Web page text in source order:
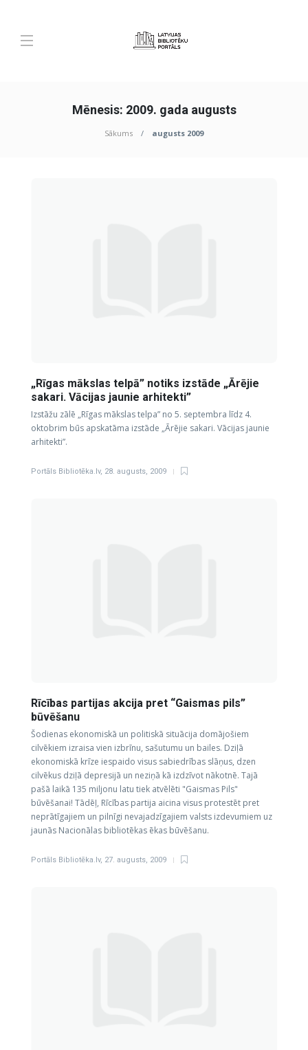
Mēnesis: 2009. gada augusts
Sākums augusts 2009
„Rīgas mākslas telpā” notiks izstāde „Ārējie
sakari. Vācijas jaunie arhitekti”
Izstāžu zālē „Rīgas mākslas telpa” no 5. septembra līdz 4.
oktobrim būs apskatāma izstāde „Ārējie sakari. Vācijas jaunie
arhitekti”.
Portāls Bibliotēka.lv, 28. augusts, 2009
Rīcības partijas akcija pret “Gaismas pils”
būvēšanu
Šodienas ekonomiskā un politiskā situācija domājošiem
cilvēkiem izraisa vien izbrīnu, sašutumu un bailes. Dziļā
ekonomiskā krīze iespaido visus sabiedrības slāņus, dzen
cilvēkus dziļā depresijā un neziņā kā izdzīvot nākotnē. Tajā
pašā laikā 135 miljonu latu tiek atvēlēti "Gaismas Pils"
būvēšanai! Tādēļ, Rīcības partija aicina visus protestēt pret
neprātīgajiem un pilnīgi nevajadzīgajiem valsts izdevumiem uz
jaunās Nacionālas bibliotēkas ēkas būvēšanu.
Portāls Bibliotēka.lv, 27. augusts, 2009